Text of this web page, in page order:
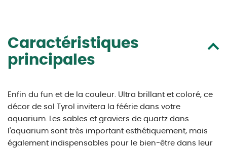
Caractéristiques
principales
Enfin du fun et de la couleur. Ultra brillant et coloré, ce
décor de sol Tyrol invitera la féérie dans votre
aquarium. Les sables et graviers de quartz dans
l'aquarium sont très important esthétiquement, mais
également indispensables pour le bien-être dans leur